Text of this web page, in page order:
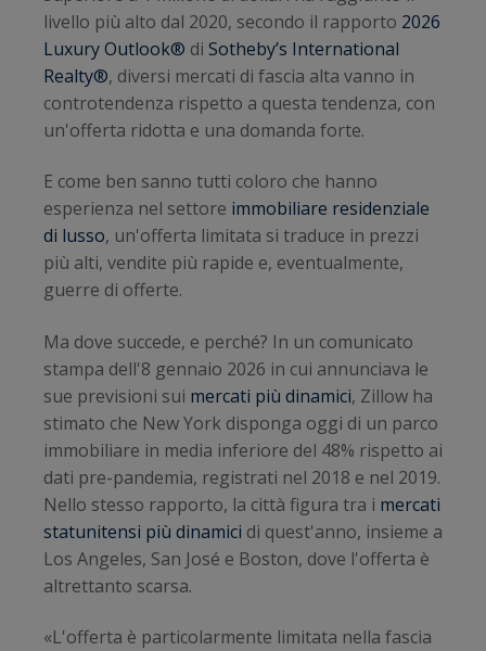
livello più alto dal 2020, secondo il rapporto 2026
Luxury Outlook® di Sotheby’s International
Realty®, diversi mercati di fascia alta vanno in
controtendenza rispetto a questa tendenza, con
un'offerta ridotta e una domanda forte.
E come ben sanno tutti coloro che hanno
esperienza nel settore immobiliare residenziale
di lusso, un'offerta limitata si traduce in prezzi
più alti, vendite più rapide e, eventualmente,
guerre di offerte.
Ma dove succede, e perché? In un comunicato
stampa dell'8 gennaio 2026 in cui annunciava le
sue previsioni sui mercati più dinamici, Zillow ha
stimato che New York disponga oggi di un parco
immobiliare in media inferiore del 48% rispetto ai
dati pre-pandemia, registrati nel 2018 e nel 2019.
Nello stesso rapporto, la città figura tra i mercati
statunitensi più dinamici di quest'anno, insieme a
Los Angeles, San José e Boston, dove l'offerta è
altrettanto scarsa.
«L'offerta è particolarmente limitata nella fascia